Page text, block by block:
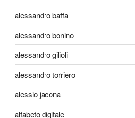
alessandro baffa
alessandro bonino
alessandro gilioli
alessandro torriero
alessio jacona
alfabeto digitale